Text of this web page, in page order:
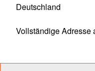
Deutschland
Vollständige